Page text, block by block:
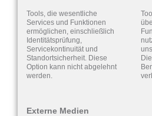
Tools, die wesentliche
Services und Funktionen
ermöglichen, einschließlich
Identitätsprüfung,
Servicekontinuität und
Standortsicherheit. Diese
Option kann nicht abgelehnt
werden.
Externe Medien